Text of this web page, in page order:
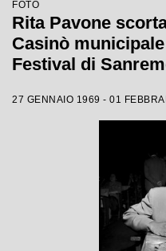
FOTO
Rita Pavone
Casinò
Festival di
27 GENNAIO 1969 - 01